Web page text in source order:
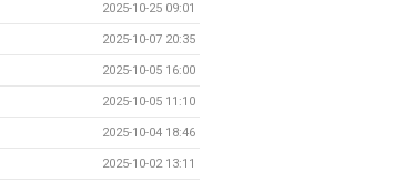
2025-10-25 09:01
2025-10-07 20:35
2025-10-05 16:00
2025-10-05 11:10
2025-10-04 18:46
2025-10-02 13:11